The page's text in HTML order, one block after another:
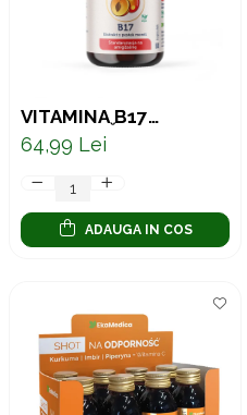
VITAMINA B17
NATURALĂ – EXTRACT
DIN SÂMBURI DE CAISĂ
CAPSULE
64,99 Lei
ADAUGA IN COS